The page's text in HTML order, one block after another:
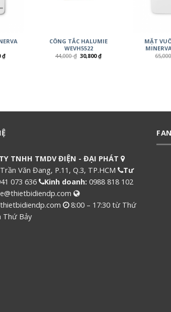
₫
CÔNG TẮC HALUMIE
WEVH5522
44,000₫ 30,800₫
MẶT
TNHH TMDV ĐIỆN - ĐẠI PHÁT
Văn Đang, P.11, Q.3, TP.HCM
Tư
073 636 Kinh doanh: 0988 818 102
8:00 – 17:30 từ Thứ
Thứ Bảy